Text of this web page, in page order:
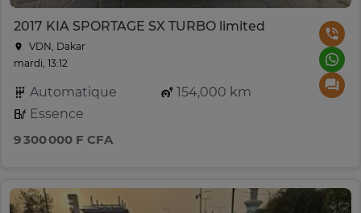
2017 KIA SPORTAGE SX TURBO limited
VDN, Dakar
mardi, 13:12
Automatique
154,000 km
Essence
9 300 000 F CFA